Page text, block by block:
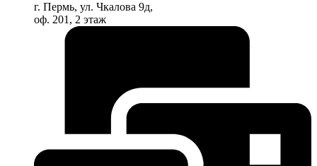
г. Пермь, ул. Чкалова 9д,
оф. 201, 2 этаж